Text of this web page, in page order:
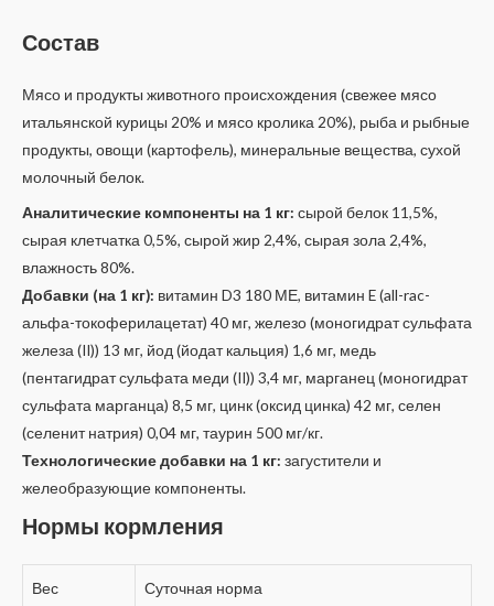
Состав
Мясо и продукты животного происхождения (свежее мясо
итальянской курицы 20% и мясо кролика 20%), рыба и рыбные
продукты, овощи (картофель), минеральные вещества, сухой
молочный белок.
Аналитические компоненты на 1 кг: сырой белок 11,5%,
сырая клетчатка 0,5%, сырой жир 2,4%, сырая зола 2,4%,
влажность 80%.
Добавки (на 1 кг): витамин D3 180 МЕ, витамин E (all-rac-
альфа-токоферилацетат) 40 мг, железо (моногидрат сульфата
железа (II)) 13 мг, йод (йодат кальция) 1,6 мг, медь
(пентагидрат сульфата меди (II)) 3,4 мг, марганец (моногидрат
сульфата марганца) 8,5 мг, цинк (оксид цинка) 42 мг, селен
(селенит натрия) 0,04 мг, таурин 500 мг/кг.
Технологические добавки на 1 кг: загустители и
желеобразующие компоненты.
Нормы кормления
Вес Суточная норма